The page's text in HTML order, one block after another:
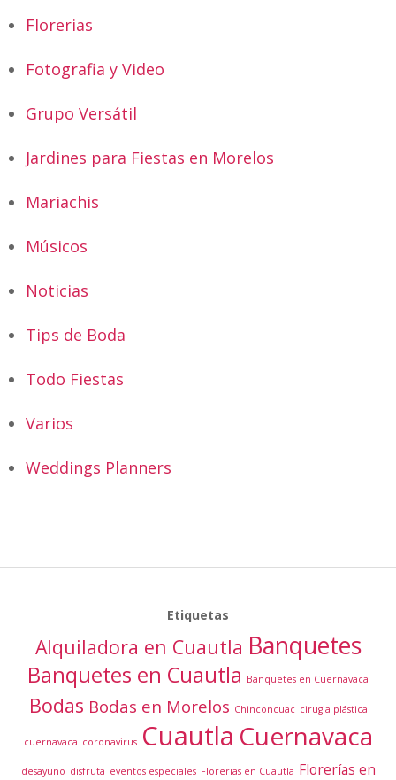
Florerias
Fotografia y Video
Grupo Versátil
Jardines para Fiestas en Morelos
Mariachis
Músicos
Noticias
Tips de Boda
Todo Fiestas
Varios
Weddings Planners
Etiquetas
Alquiladora en Cuautla Banquetes
Banquetes en Cuautla Banquetes en Cuernavaca
Bodas Bodas en Morelos Chinconcuac cirugia plástica
cuernavaca coronavirus Cuautla Cuernavaca
desayuno disfruta eventos especiales Florerias en Cuautla Florerías en